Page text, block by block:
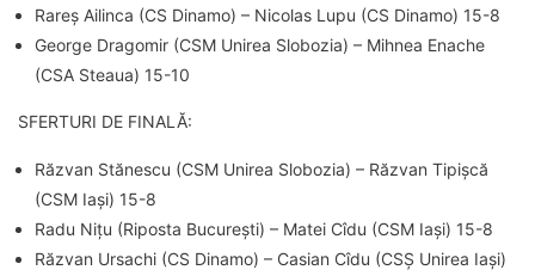
Rareș Ailinca (CS Dinamo) – Nicolas Lupu (CS Dinamo) 15-8
George Dragomir (CSM Unirea Slobozia) – Mihnea Enache
(CSA Steaua) 15-10
SFERTURI DE FINALĂ:
Răzvan Stănescu (CSM Unirea Slobozia) – Răzvan Tipișcă
(CSM Iași) 15-8
Radu Nițu (Riposta București) – Matei Cîdu (CSM Iași) 15-8
Răzvan Ursachi (CS Dinamo) – Casian Cîdu (CSȘ Unirea Iași)